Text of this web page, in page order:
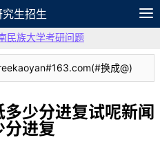
究生招生
笔记
论坛
民族大学考研问题
换成@)
少分进复试呢新闻
分进复